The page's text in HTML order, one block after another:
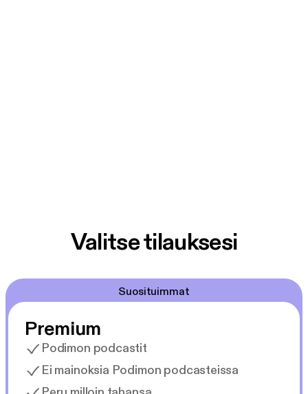
Valitse tilauksesi
Suosituimmat
Premium
Podimon podcastit
Ei mainoksia Podimon podcasteissa